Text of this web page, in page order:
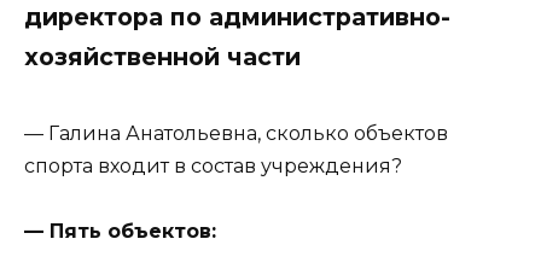
директора по административно-
хозяйственной части
— Галина Анатольевна, сколько объектов
спорта входит в состав учреждения?
— Пять объектов: